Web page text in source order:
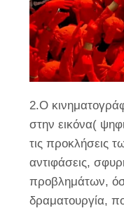
2.Ο
στην εικόνα(
τις προκλήσεις
αντιφάσεις,
προβλημάτων,
δραματουργία,